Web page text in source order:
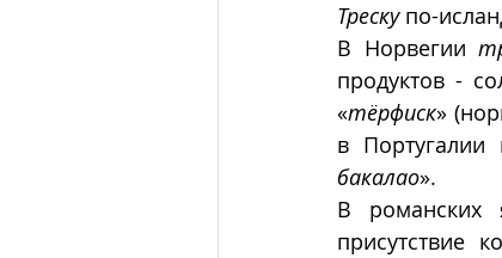
Треску по-
В Норвегии
продуктов -
«тëрфиск»
в
бакалао».
В романских
присутствие